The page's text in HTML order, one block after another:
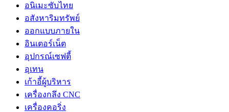
อนิเมะซับไทย
อสังหาริมทรัพย์
ออกแบบภายใน
อินเตอร์เน็ต
อุปกรณ์เซฟตี้
อุเทน
เก้าอี้ผู้บริหาร
เครื่องกลึง CNC
เครื่องคอริ่ง